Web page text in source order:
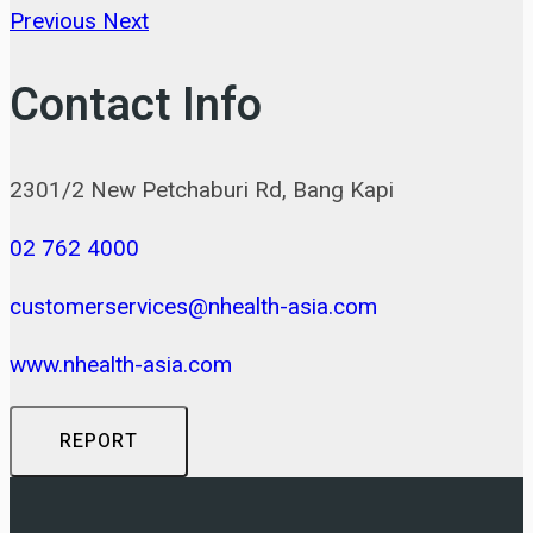
Previous Next
Contact Info
2301/2 New Petchaburi Rd, Bang Kapi
02 762 4000
customerservices@nhealth-asia.com
www.nhealth-asia.com
REPORT